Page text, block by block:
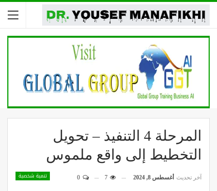
المرحلة 4 التنفيذ – تحويل
التخطيط إلى واقع ملموس
تنمية شخصية آخر تحديث أغسطس 8, 2024